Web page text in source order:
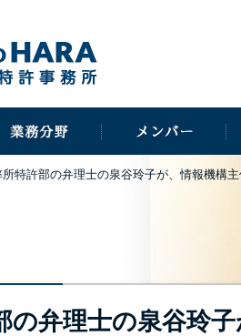
所特許部の弁理士の泉谷玲子が、情報機構
の弁理士の泉谷玲